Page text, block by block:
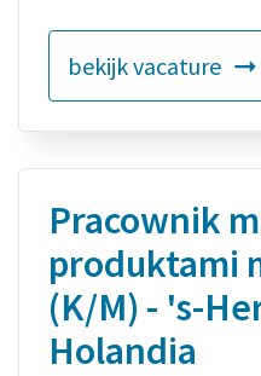
bekijk vacature
Pracownik
produktami
(K/M) - 's-
Holandia